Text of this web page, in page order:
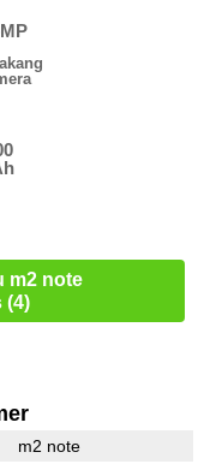
m2 note
(4)
m2 note